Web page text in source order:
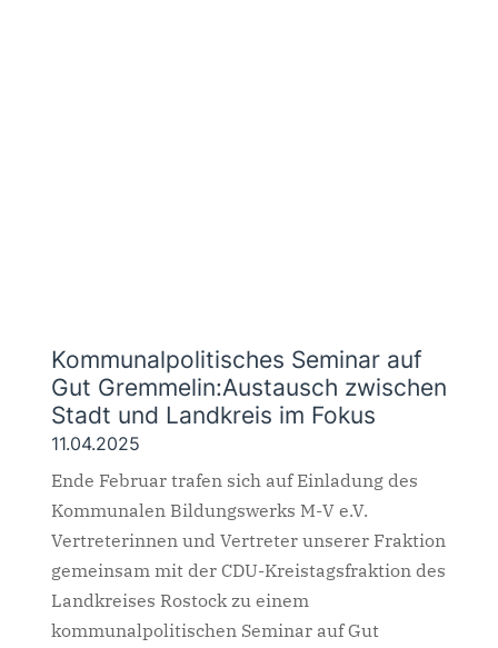
Kommunalpolitisches Seminar auf
Gut Gremmelin:Austausch zwischen
Stadt und Landkreis im Fokus
11.04.2025
Ende Februar trafen sich auf Einladung des
Kommunalen Bildungswerks M-V e.V.
Vertreterinnen und Vertreter unserer Fraktion
gemeinsam mit der CDU-Kreistagsfraktion des
Landkreises Rostock zu einem
kommunalpolitischen Seminar auf Gut